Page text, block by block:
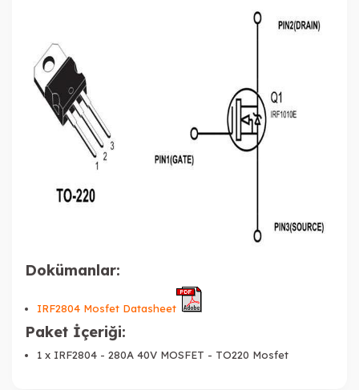
Dokümanlar:
IRF2804 Mosfet Datasheet
Paket İçeriği:
1 x IRF2804 - 280A 40V MOSFET - TO220 Mosfet